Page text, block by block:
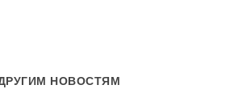
НОВОСТЯМ